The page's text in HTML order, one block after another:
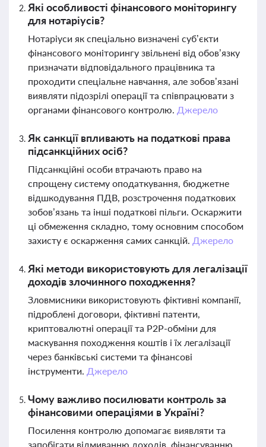
Які особливості фінансового моніторингу
для нотаріусів?
Нотаріуси як спеціально визначені суб’єкти
фінансового моніторингу звільнені від обов’язку
призначати відповідального працівника та
проходити спеціальне навчання, але зобов’язані
виявляти підозрілі операції та співпрацювати з
органами фінансового контролю. Джерело
Як санкції впливають на податкові права
підсанкційних осіб?
Підсанкційні особи втрачають право на
спрощену систему оподаткування, бюджетне
відшкодування ПДВ, розстрочення податкових
зобов’язань та інші податкові пільги. Оскаржити
ці обмеження складно, тому основним способом
захисту є оскарження самих санкцій. Джерело
Які методи використовують для легалізації
доходів злочинного походження?
Зловмисники використовують фіктивні компанії,
підроблені договори, фіктивні патенти,
криптовалютні операції та P2P-обміни для
маскування походження коштів і їх легалізації
через банківські системи та фінансові
інструменти. Джерело
Чому важливо посилювати контроль за
фінансовими операціями в Україні?
Посилення контролю допомагає виявляти та
запобігати відмиванню доходів, фінансуванню